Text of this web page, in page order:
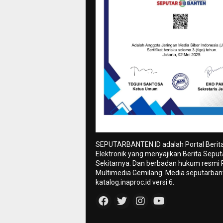
SEPUTARBANTEN.ID adalah Portal
Elektronik yang menyajikan Berita
Sekitarnya. Dan berbadan hukum resmi
Multimedia Gemilang. Media
katalog.inaproc.id versi 6.